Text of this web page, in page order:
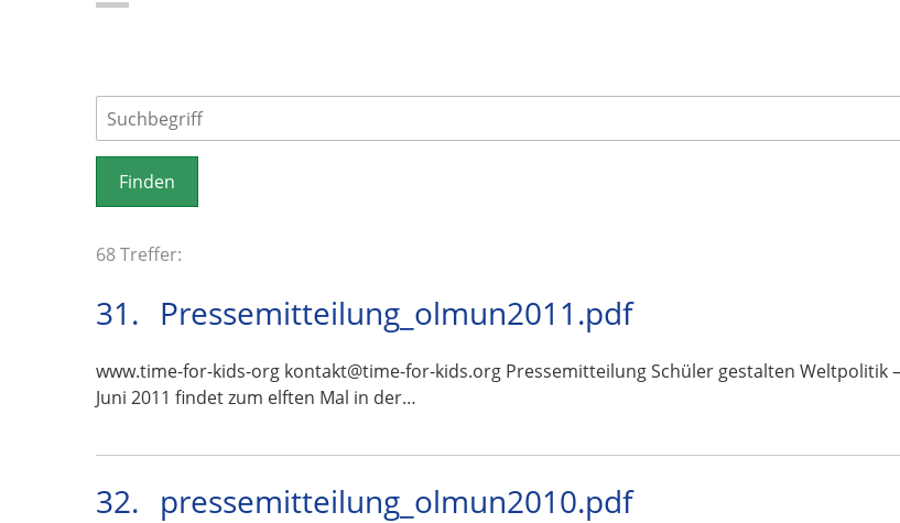
68 Treffer:
31. Pressemitteilung_olmun2011.pdf
www.time-for-kids-org kontakt@time-for-kids.org Pressemitteilung Schüler gestalten Weltpolitik
Juni 2011 findet zum elften Mal in der…
32. pressemitteilung_olmun2010.pdf